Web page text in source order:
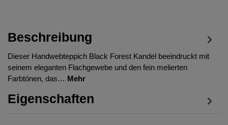
Beschreibung
Dieser Handwebteppich Black Forest Kandel beeindruckt mit
seinem eleganten Flachgewebe und den fein melierten
Farbtönen, das… Mehr
Eigenschaften